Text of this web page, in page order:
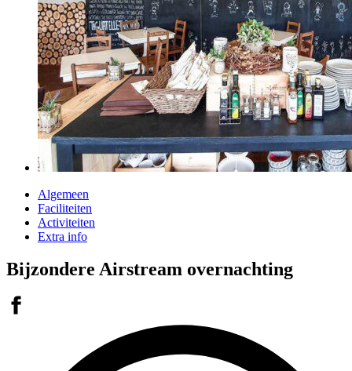
Algemeen
Faciliteiten
Activiteiten
Extra info
Bijzondere Airstream overnachting